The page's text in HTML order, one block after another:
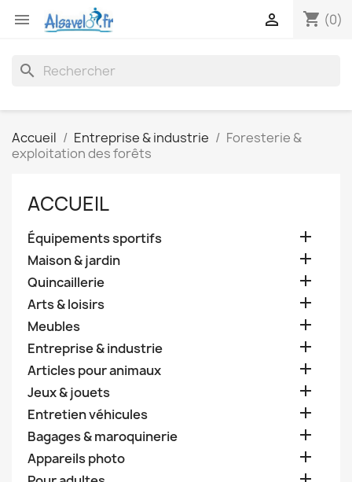
 shopping_cart (0)

search
Accueil Entreprise & industrie
Foresterie &
exploitation des forêts
ACCUEIL
Équipements sportifs 
Maison & jardin 
Quincaillerie 
Arts & loisirs 
Meubles 
Entreprise & industrie 
Articles pour animaux 
Jeux & jouets 
Entretien véhicules 
Bagages & maroquinerie 
Appareils photo 